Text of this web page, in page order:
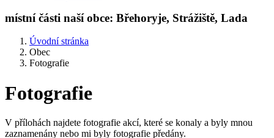
místní části naší obce: Břehoryje, Strážiště, Lada
Úvodní stránka
Obec
Fotografie
Fotografie
V přílohách najdete fotografie akcí, které se konaly a byly mnou
zaznamenány nebo mi byly fotografie předány.